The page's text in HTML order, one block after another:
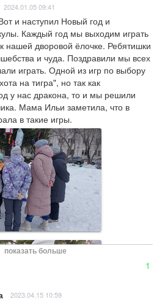
2024.01.05 09:41
и наступил Новый год и
Каждый год мы выходим играть
нашей дворовой ёлочке. Ребятишки
и чуда. Поздравили мы всех
играть. Одной из игр по выбору
на тигра", но так как
у нас дракона, то и мы решили
Мама Ильи заметила, что в
в такие игры.
показать больше
1
2023.04.15 10:59